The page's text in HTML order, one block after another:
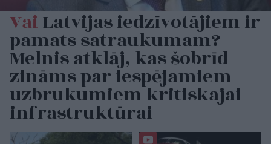
VaiLatvijas iedzīvotājiem ir
pamats satraukumam?
Melnis atklāj, kas šobrīd
zināms par iespējamiem
uzbrukumiem kritiskajai
infrastruktūrai